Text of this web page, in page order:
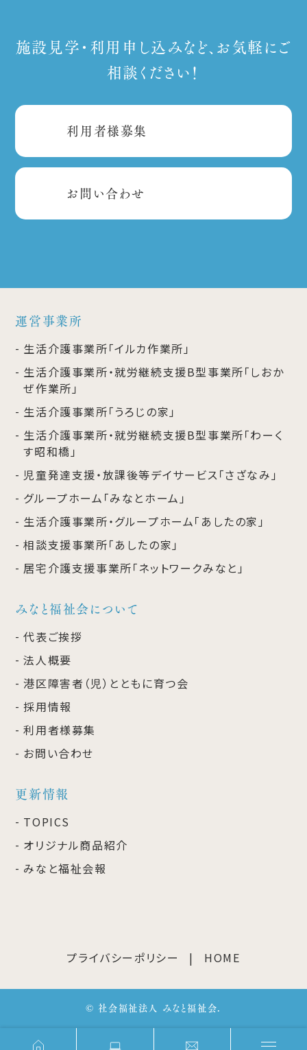
施設見学・利用申し込みなど、お気軽にご
相談ください！
利用者様募集
お問い合わせ
運営事業所
生活介護事業所「イルカ作業所」
生活介護事業所・就労継続支援B型事業所「しおか
ぜ作業所」
生活介護事業所「うろじの家」
生活介護事業所・就労継続支援B型事業所「わーく
す昭和橋」
児童発達支援・放課後等デイサービス「さざなみ」
グループホーム「みなとホーム」
生活介護事業所・グループホーム「あしたの家」
相談支援事業所「あしたの家」
居宅介護支援事業所「ネットワークみなと」
みなと福祉会について
代表ご挨拶
法人概要
港区障害者（児）とともに育つ会
採用情報
利用者様募集
お問い合わせ
更新情報
TOPICS
オリジナル商品紹介
みなと福祉会報
プライバシーポリシー HOME
© 社会福祉法人 みなと福祉会.